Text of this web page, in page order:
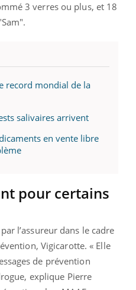
3 verres ou plus, et 18
record mondial de la
salivaires arrivent
en vente libre
pour certains
l’assureur dans le cadre
Vigicarotte. « Elle
de prévention
explique Pierre